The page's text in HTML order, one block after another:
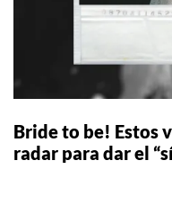
Bride to be! Estos
radar para dar el